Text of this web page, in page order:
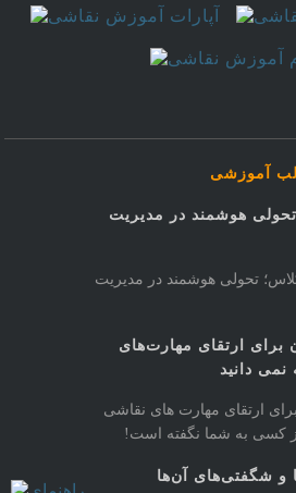
آموزشی
تحولی هوشمند در مدیریت
تحولی هوشمند در مدیریت
برای ارتقای مهارت‌های
دانید
برای ارتقای مهارت های نقاشی
کسی به شما نگفته است!
و شگفتی‌های آن‌ها